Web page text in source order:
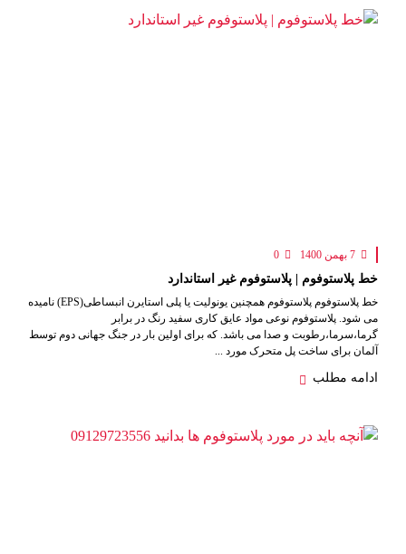
خط پلاستوفوم | پلاستوفوم غیر استاندارد
خط پلاستوفوم پلاستوفوم همچنین یونولیت یا پلی استایرن انبساطی(EPS) نامیده
می شود. پلاستوفوم نوعی مواد عایق کاری سفید رنگ در برابر
گرما،سرما،رطوبت و صدا می باشد. که برای اولین بار در جنگ جهانی دوم توسط
آلمان برای ساخت پل متحرک مورد ...
ادامه مطلب